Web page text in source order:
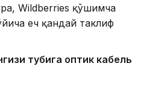
Wildberries қўшимча
ҳеч қандай таклиф
тубига оптик кабель